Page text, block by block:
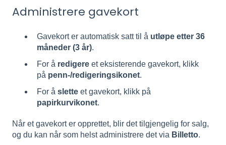
Administrere gavekort
Gavekort er automatisk satt til å utløpe etter 36
måneder (3 år).
For å redigere et eksisterende gavekort, klikk
på penn-/redigeringsikonet.
For å slette et gavekort, klikk på
papirkurvikonet.
Når et gavekort er opprettet, blir det tilgjengelig for salg,
og du kan når som helst administrere det via Billetto.